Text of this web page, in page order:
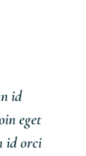
id
eget
id orci